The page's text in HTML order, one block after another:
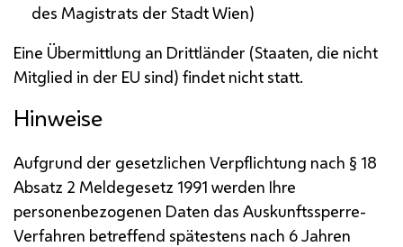
des Magistrats der Stadt Wien)
Eine Übermittlung an Drittländer (Staaten, die nicht
Mitglied in der EU sind) findet nicht statt.
Hinweise
Aufgrund der gesetzlichen Verpflichtung nach § 18
Absatz 2 Meldegesetz 1991 werden Ihre
personenbezogenen Daten das Auskunftssperre-
Verfahren betreffend spätestens nach 6 Jahren